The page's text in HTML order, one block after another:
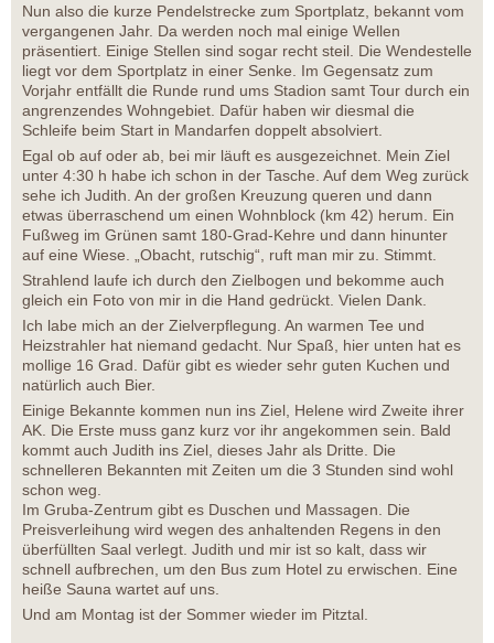
Nun also die kurze Pendelstrecke zum Sportplatz, bekannt vom
vergangenen Jahr. Da werden noch mal einige Wellen
präsentiert. Einige Stellen sind sogar recht steil. Die Wendestelle
liegt vor dem Sportplatz in einer Senke. Im Gegensatz zum
Vorjahr entfällt die Runde rund ums Stadion samt Tour durch ein
angrenzendes Wohngebiet. Dafür haben wir diesmal die
Schleife beim Start in Mandarfen doppelt absolviert.
Egal ob auf oder ab, bei mir läuft es ausgezeichnet. Mein Ziel
unter 4:30 h habe ich schon in der Tasche. Auf dem Weg zurück
sehe ich Judith. An der großen Kreuzung queren und dann
etwas überraschend um einen Wohnblock (km 42) herum. Ein
Fußweg im Grünen samt 180-Grad-Kehre und dann hinunter
auf eine Wiese. „Obacht, rutschig“, ruft man mir zu. Stimmt.
Strahlend laufe ich durch den Zielbogen und bekomme auch
gleich ein Foto von mir in die Hand gedrückt. Vielen Dank.
Ich labe mich an der Zielverpflegung. An warmen Tee und
Heizstrahler hat niemand gedacht. Nur Spaß, hier unten hat es
mollige 16 Grad. Dafür gibt es wieder sehr guten Kuchen und
natürlich auch Bier.
Einige Bekannte kommen nun ins Ziel, Helene wird Zweite ihrer
AK. Die Erste muss ganz kurz vor ihr angekommen sein. Bald
kommt auch Judith ins Ziel, dieses Jahr als Dritte. Die
schnelleren Bekannten mit Zeiten um die 3 Stunden sind wohl
schon weg.
Im Gruba-Zentrum gibt es Duschen und Massagen. Die
Preisverleihung wird wegen des anhaltenden Regens in den
überfüllten Saal verlegt. Judith und mir ist so kalt, dass wir
schnell aufbrechen, um den Bus zum Hotel zu erwischen. Eine
heiße Sauna wartet auf uns.
Und am Montag ist der Sommer wieder im Pitztal.